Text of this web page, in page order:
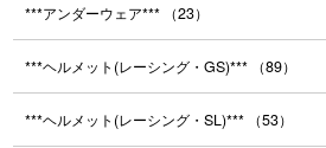
***アンダーウェア*** （23）
***ヘルメット(レーシング・GS)*** （89）
***ヘルメット(レーシング・SL)*** （53）